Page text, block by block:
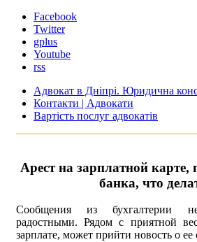
Facebook
Twitter
gplus
Youtube
rss
Адвокат в Дніпрі. Юридична
Контакти | Адвокати
Вартість послуг адвокатів
Арест на зарплатной карте,
банка, что
Сообщения из бухгалтерии
радостными. Рядом с приятной
зарплате, может прийти новость о ее